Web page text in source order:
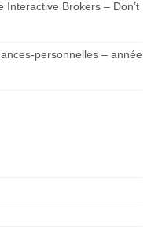
Interactive Brokers – Don’t
personnelles – année